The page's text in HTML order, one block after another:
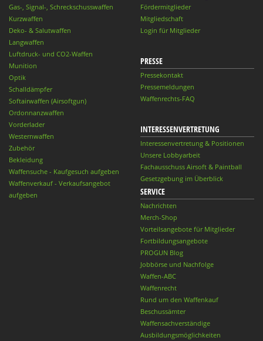
Gas-, Signal-, Schreckschusswaffen
Kurzwaffen
Deko- & Salutwaffen
Langwaffen
Luftdruck- und CO2-Waffen
Munition
Optik
Schalldämpfer
Softairwaffen (Airsoftgun)
Ordonnanzwaffen
Vorderlader
Westernwaffen
Zubehör
Bekleidung
Waffensuche - Kaufgesuch aufgeben
Waffenverkauf - Verkaufsangebot
aufgeben
Fördermitglieder
Mitgliedschaft
Login für Mitglieder
PRESSE
Pressekontakt
Pressemeldungen
Waffenrechts-FAQ
INTERESSENVERTRETUNG
Interessenvertretung & Positionen
Unsere Lobbyarbeit
Fachausschuss Airsoft & Paintball
Gesetzgebung im Überblick
SERVICE
Nachrichten
Merch-Shop
Vorteilsangebote für Mitglieder
Fortbildungsangebote
PROGUN Blog
Jobbörse und Nachfolge
Waffen-ABC
Waffenrecht
Rund um den Waffenkauf
Beschussämter
Waffensachverständige
Ausbildungsmöglichkeiten